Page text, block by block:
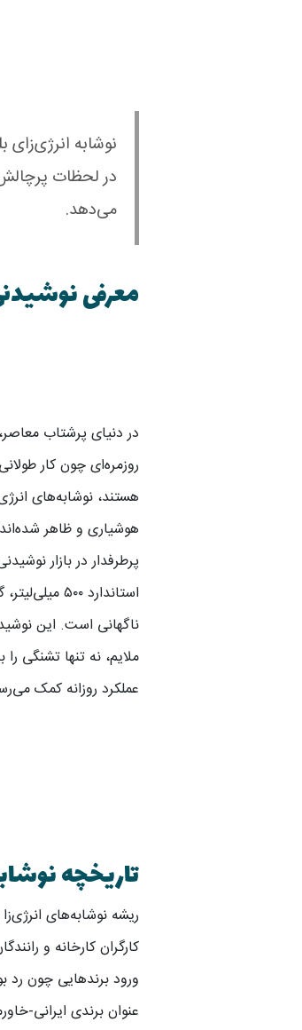
در لحظات
می‌دهد.
معرفی
در دنیای پرشتاب
روزمره‌ای چون کار
هستند، نوشابه‌های
پرطرفدار در بازار
استاندارد
ناگهانی است. این
ملایم، نه تنها تشنگی
عملکرد روزانه کمک
تاریخچه